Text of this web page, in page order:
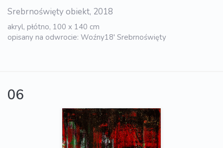
Srebrnoświęty obiekt, 2018
akryl, płótno, 100 x 140 cm
opisany na odwrocie: Woźny18' Srebrnoświęty
06